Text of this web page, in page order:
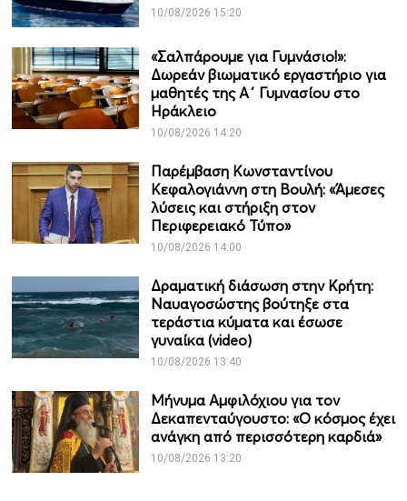
10/08/2026 15:20
«Σαλπάρουμε για Γυμνάσιο!»:
Δωρεάν βιωματικό εργαστήριο για
μαθητές της Α΄ Γυμνασίου στο
Ηράκλειο
10/08/2026 14:20
Παρέμβαση Κωνσταντίνου
Κεφαλογιάννη στη Βουλή: «Άμεσες
λύσεις και στήριξη στον
Περιφερειακό Τύπο»
10/08/2026 14:00
Δραματική διάσωση στην Κρήτη:
Ναυαγοσώστης βούτηξε στα
τεράστια κύματα και έσωσε
γυναίκα (video)
10/08/2026 13:40
Μήνυμα Αμφιλόχιου για τον
Δεκαπενταύγουστο: «Ο κόσμος έχει
ανάγκη από περισσότερη καρδιά»
10/08/2026 13:20